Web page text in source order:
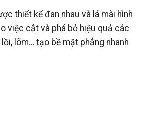
thiết kế đan nhau và lá mài hình
việc cắt và phá bỏ hiệu quả các
lõm… tạo bề mặt phẳng nhanh